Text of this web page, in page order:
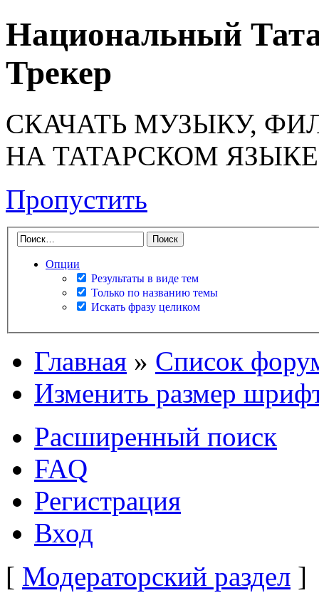
Национальный
Трекер
СКАЧАТЬ МУЗЫКУ,
НА ТАТАРСКОМ ЯЗЫКЕ
Пропустить
Опции
Результаты в виде тем
Только по названию темы
Искать фразу целиком
Главная » Список
Изменить размер
Расширенный поиск
FAQ
Регистрация
Вход
[ Модераторский раздел ]